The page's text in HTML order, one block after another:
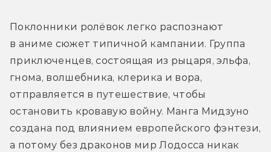
Поклонники ролёвок легко распознают
в аниме сюжет типичной кампании. Группа
приключенцев, состоящая из рыцаря, эльфа,
гнома, волшебника, клерика и вора,
отправляется в путешествие, чтобы
остановить кровавую войну. Манга Мидзуно
создана под влиянием европейского фэнтези,
а потому без драконов мир Лодосса никак